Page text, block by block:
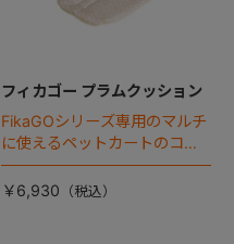
フィカゴー プラムクッション
FikaGOシリーズ専用のマルチ
に使えるペットカートのコー
ナークッション登場。
￥6,930